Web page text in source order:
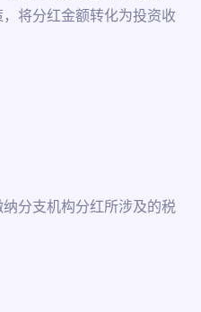
将分红金额转化为投资收
分支机构分红所涉及的税